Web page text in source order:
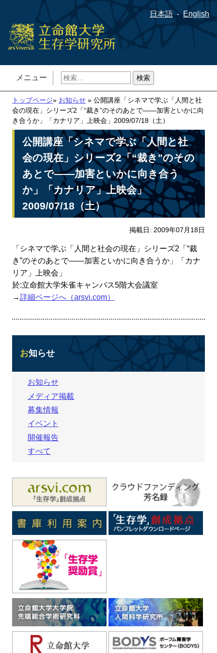
日本語 English
メニュー
検
索:
トップページ» お知らせ » 公開講座「シネマで学ぶ「人間と社
会の現在」シリーズ2「“裁き”のそのあとで――加害といかに向
き合うか」「カナリア」上映会」2009/07/18（土）
公開講座「シネマで学ぶ「人間と社
会の現在」シリーズ2「“裁き"のその
あとで――加害といかに向き合う
か」「カナリア」上映会」
2009/07/18（土）
掲載日: 2009年07月18日
「シネマで学ぶ「人間と社会の現在」シリーズ2「“裁
き”のそのあとで――加害といかに向き合うか」「カナ
リア」上映会」
於:立命館大学朱雀キャンパス5階大会議室
→詳細ページへ（arsvi.com）
お知らせ
お知らせ
メディア掲載
募集情報
イベント
開催報告
すべて